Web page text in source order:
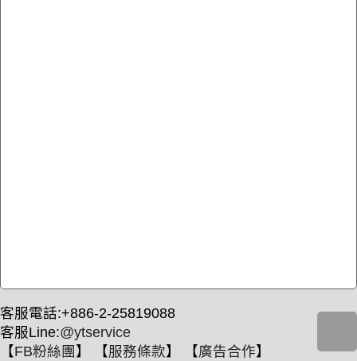
客服電話:+886-2-25819088
客服Line:@ytservice
【FB粉絲團 】 【服務條款】 【廣告合作】